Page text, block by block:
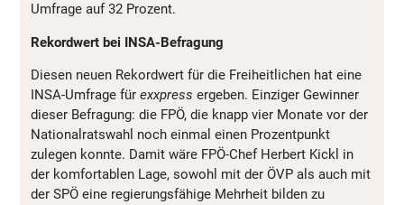
Umfrage auf 32 Prozent.
Rekordwert bei INSA-Befragung
Diesen neuen Rekordwert für die Freiheitlichen hat eine
INSA-Umfrage für exxpress ergeben. Einziger Gewinner
dieser Befragung: die FPÖ, die knapp vier Monate vor der
Nationalratswahl noch einmal einen Prozentpunkt
zulegen konnte. Damit wäre FPÖ-Chef Herbert Kickl in
der komfortablen Lage, sowohl mit der ÖVP als auch mit
der SPÖ eine regierungsfähige Mehrheit bilden zu